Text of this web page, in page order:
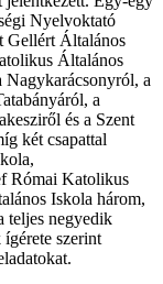
Nyelvoktató
Gellért Általános
Általános
a
a
és a Szent
két csapattal
Római Katolikus
Iskola három,
teljes negyedik
szerint